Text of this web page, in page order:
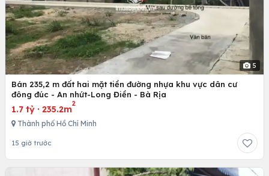
5
Bán 235,2 m đất hai mặt tiền đường nhựa khu vực dân cư
đông đúc - An nhứt-Long Điền - Bà Rịa
1.7 tỷ · 235.2m
2
Thành phố Hồ Chí Minh
15 giờ trước